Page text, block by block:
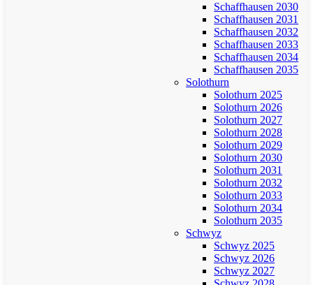
Schaffhausen 2030
Schaffhausen 2031
Schaffhausen 2032
Schaffhausen 2033
Schaffhausen 2034
Schaffhausen 2035
Solothurn
Solothurn 2025
Solothurn 2026
Solothurn 2027
Solothurn 2028
Solothurn 2029
Solothurn 2030
Solothurn 2031
Solothurn 2032
Solothurn 2033
Solothurn 2034
Solothurn 2035
Schwyz
Schwyz 2025
Schwyz 2026
Schwyz 2027